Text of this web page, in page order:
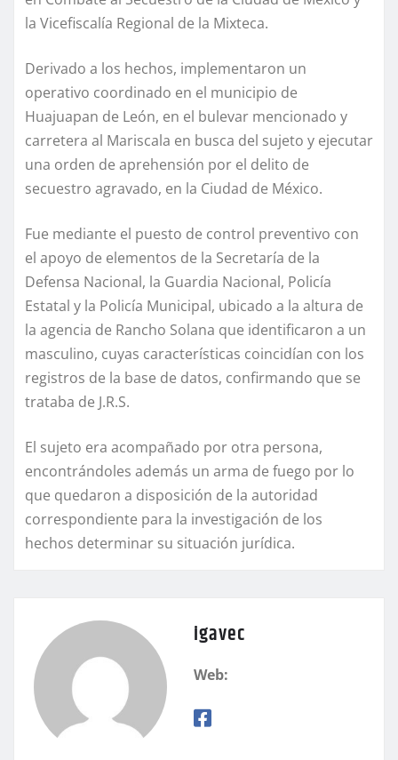
la Vicefiscalía Regional de la Mixteca.
Derivado a los hechos, implementaron un
operativo coordinado en el municipio de
Huajuapan de León, en el bulevar mencionado y
carretera al Mariscala en busca del sujeto y ejecutar
una orden de aprehensión por el delito de
secuestro agravado, en la Ciudad de México.
Fue mediante el puesto de control preventivo con
el apoyo de elementos de la Secretaría de la
Defensa Nacional, la Guardia Nacional, Policía
Estatal y la Policía Municipal, ubicado a la altura de
la agencia de Rancho Solana que identificaron a un
masculino, cuyas características coincidían con los
registros de la base de datos, confirmando que se
trataba de J.R.S.
El sujeto era acompañado por otra persona,
encontrándoles además un arma de fuego por lo
que quedaron a disposición de la autoridad
correspondiente para la investigación de los
hechos determinar su situación jurídica.
igavec
Web: